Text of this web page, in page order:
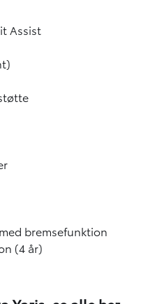
Assist
bremsefunktion
(4 år)